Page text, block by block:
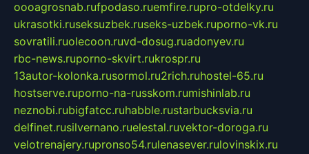
oooagrosnab.rufpodaso.ruemfire.rupro-otdelky.ru
ukrasotki.ruseksuzbek.ruseks-uzbek.ruporno-vk.ru
sovratili.ruolecoon.ruvd-dosug.ruadonyev.ru
rbc-news.ruporno-skvirt.rukrospr.ru
13autor-kolonka.rusormol.ru2rich.ruhostel-65.ru
hostserve.ruporno-na-russkom.rumishinlab.ru
neznobi.rubigfatcc.ruhabble.rustarbucksvia.ru
delfinet.rusilvernano.ruelestal.ruvektor-doroga.ru
velotrenajery.rupronso54.rulenasever.rulovinskix.ru